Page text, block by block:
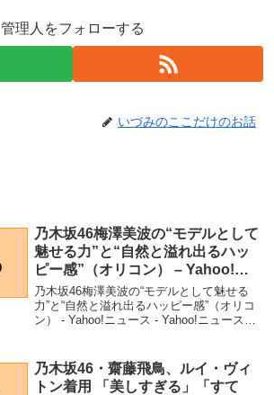
管理人をフォローする
いづみのここだけのお話
乃木坂46梅澤美波の“モデルとして
魅せる力”と“自然と溢れ出るハッ
ピー感”（オリコン） – Yahoo!ニ
ュース – Yahoo!ニュース
乃木坂46梅澤美波の“モデルとして魅せる
力”と“自然と溢れ出るハッピー感”（オリコ
ン） - Yahoo!ニュース - Yahoo!ニュース
るハッピー感”（オリ...
乃木坂46・齋藤飛鳥、ルイ・ヴィ
トン着用 「美しすぎる」「すて